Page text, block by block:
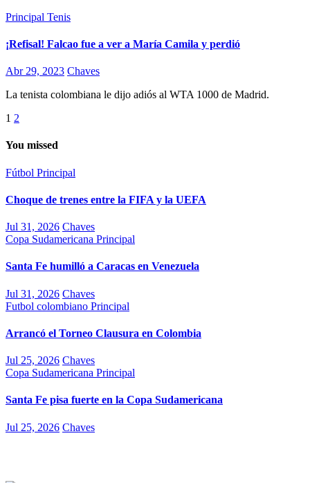
Principal Tenis
¡Refisal! Falcao fue a ver a María Camila y perdió
Abr 29, 2023 Chaves
La tenista colombiana le dijo adiós al WTA 1000 de Madrid.
Paginación
de
1 2
You missed
Fútbol Principal
Choque de trenes entre la FIFA y la UEFA
Jul 31, 2026 Chaves
Copa Sudamericana Principal
Santa Fe humilló a Caracas en Venezuela
Jul 31, 2026 Chaves
Futbol colombiano Principal
Arrancó el Torneo Clausura en Colombia
Jul 25, 2026 Chaves
Copa Sudamericana Principal
Santa Fe pisa fuerte en la Copa Sudamericana
Jul 25, 2026 Chaves